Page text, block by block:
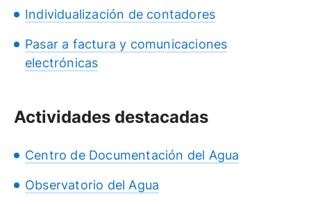
Individualización de contadores
Pasar a factura y comunicaciones
electrónicas
Actividades destacadas
Centro de Documentación del Agua
Observatorio del Agua